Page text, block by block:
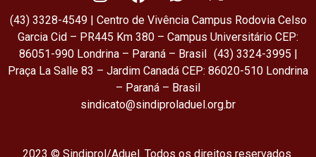
(43) 3328-4549 | Centro de Vivência Campus Rodovia Celso
Garcia Cid – PR445 Km 380 – Campus Universitário CEP:
86051-990 Londrina – Paraná – Brasil (43) 3324-3995 |
Praça La Salle 83 – Jardim Canadá CEP: 86020-510 Londrina
– Paraná – Brasil
sindicato@sindiproladuel.org.br
2023 © Sindiprol/Aduel. Todos os direitos reservados.